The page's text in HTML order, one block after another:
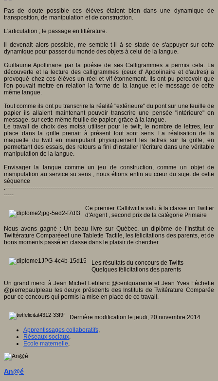
Pas de doute possible ces élèves étaient bien dans une dynamique de
transposition, de manipulation et de construction.
L'articulation ; le passage en littérature.
Il devenait alors possible, me semble-t-il à se stade de s'appuyer sur cette
dynamique pour passer du monde des objets à celui de la langue.
Guillaume Apollinaire par la poésie de ses Calligrammes a permis cela. La
découverte et la lecture des calligrammes (ceux d' Appolinaire et d'autres) a
provoqué chez ces élèves un réel et vif étonnement. Ils ont pu percevoir que
l'on pouvait mettre en relation la forme de la langue et le message de cette
même langue.
Tout comme ils ont pu transcrire la réalité "extérieure" du pont sur une feuille de
papier ils allaient maintenant pouvoir transcrire une pensée "intérieure" en
message, sur cette même feuille de papier, grâce à la langue.
Le travail de choix des motsà utiliser pour le twitt, le nombre de lettres, leur
place dans la grille prenait à présent tout sont sens. La réalisation de la
maquette du twitt en manipulant physiquement les lettres sur la grille, en
permettant des essais, des retours a fini d'installer l'écriture dans une véritable
manipulation de la langue.
Envisager la langue comme un jeu de construction, comme un objet de
manipulation au service su sens ; nous étions enfin au cœur du sujet de cette
séquence
.-----------------------------------------------------------------------------------------------------------
-----
Ce premier Callitwitt a valu à la classe un Twitter
d'Argent , second prix de la catègorie Primaire
Nous avons gagné : Un beau livre sur Québec, un diplôme de l'Institut de
Twittérature Comparéeet une Tablette Tactile, les félicitations des parents, et de
bons moments passé en classe dans le plaisir de chercher.
Les résultats du concours de Twitts
Quelques félicitations des parents
Un grand merci à Jean Michel Leblanc @centquarante et Jean Yves Féchette
@pierrepaulpleau les deuyx présdents des Instituts de Twitérature Comparée
pour ce concours qui permis la mise en place de ce travail.
Dernière modification le jeudi, 20 novembre 2014
Apprentissages collaboratifs,
Réseaux sociaux,
Ecole maternelle,
An@é